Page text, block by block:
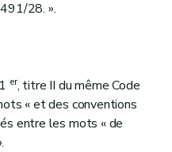
28. ».
er, titre II du même Code
« et des conventions
entre les mots « de